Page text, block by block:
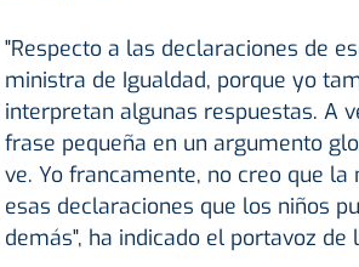
"Respecto a las declaraciones de
ministra de Igualdad, porque yo
interpretan algunas respuestas. A
frase pequeña en un argumento
ve. Yo francamente, no creo que
esas declaraciones que los niños
demás", ha indicado el portavoz de